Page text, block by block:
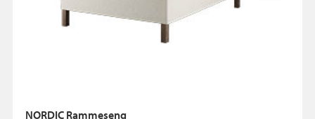
NORDIC Rammeseng